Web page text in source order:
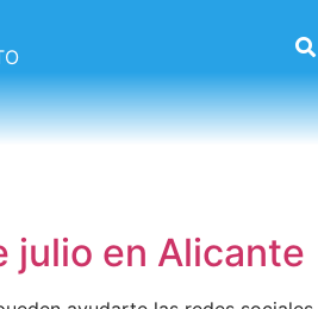
julio en Alicante